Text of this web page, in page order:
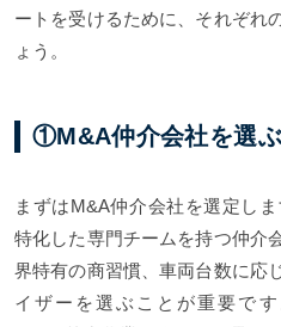
ートを受けるために、それぞれ
ょう。
①M&A仲介会社を選ぶ
まずはM&A仲介会社を選定し
特化した専門チームを持つ仲介
界特有の商習慣、車両台数に応
イザーを選ぶことが重要で